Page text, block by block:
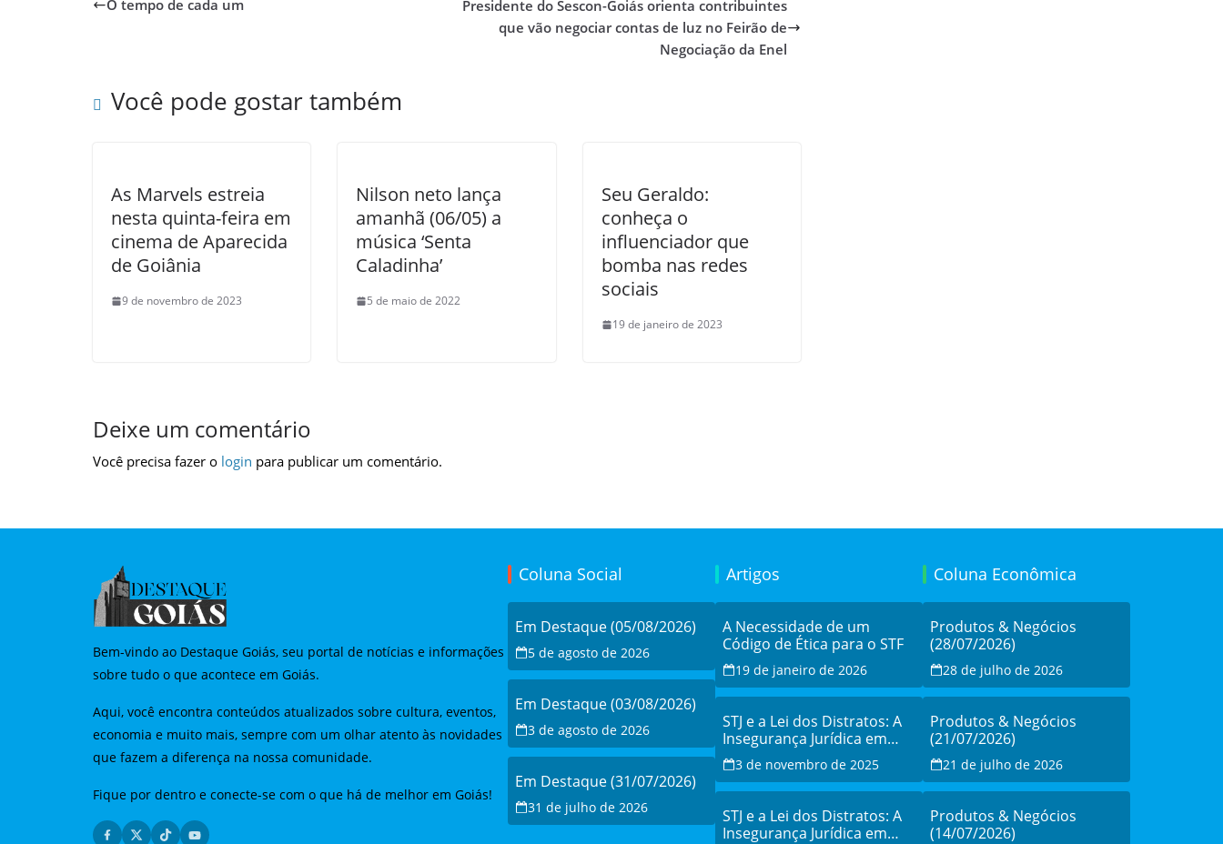
O tempo de cada um
Presidente do Sescon-Goiás orienta contribuintes
que vão negociar contas de luz no Feirão de
Negociação da Enel
Você pode gostar também
As Marvels estreia
nesta quinta-feira em
cinema de Aparecida
de Goiânia
9 de novembro de 2023
Nilson neto lança
amanhã (06/05) a
música ‘Senta
Caladinha’
5 de maio de 2022
Seu Geraldo:
conheça o
influenciador que
bomba nas redes
sociais
19 de janeiro de 2023
Deixe um comentário
Você precisa fazer o login para publicar um comentário.
Bem-vindo ao Destaque Goiás, seu portal de notícias e informações
sobre tudo o que acontece em Goiás.
Aqui, você encontra conteúdos atualizados sobre cultura, eventos,
economia e muito mais, sempre com um olhar atento às novidades
que fazem a diferença na nossa comunidade.
Fique por dentro e conecte-se com o que há de melhor em Goiás!
Coluna Social
Em Destaque (05/08/2026)
5 de agosto de 2026
Em Destaque (03/08/2026)
3 de agosto de 2026
Em Destaque (31/07/2026)
31 de julho de 2026
Artigos
A Necessidade de um
Código de Ética para o STF
19 de janeiro de 2026
STJ e a Lei dos Distratos: A
Insegurança Jurídica em
Debate e a Resistência à
Modernização
3 de novembro de 2025
STJ e a Lei dos Distratos: A
Insegurança Jurídica em
Coluna Econômica
Produtos & Negócios
(28/07/2026)
28 de julho de 2026
Produtos & Negócios
(21/07/2026)
21 de julho de 2026
Produtos & Negócios
(14/07/2026)